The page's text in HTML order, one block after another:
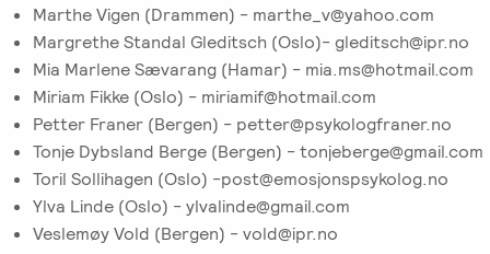
Marthe Vigen (Drammen) - marthe_v@yahoo.com
Margrethe Standal Gleditsch (Oslo)- gleditsch@ipr.no
Mia Marlene Sævarang (Hamar) - mia.ms@hotmail.com
Miriam Fikke (Oslo) - miriamif@hotmail.com
Petter Franer (Bergen) - petter@psykologfraner.no
Tonje Dybsland Berge (Bergen) - tonjeberge@gmail.com
Toril Sollihagen (Oslo) -post@emosjonspsykolog.no
Ylva Linde (Oslo) - ylvalinde@gmail.com
Veslemøy Vold (Bergen) - vold@ipr.no